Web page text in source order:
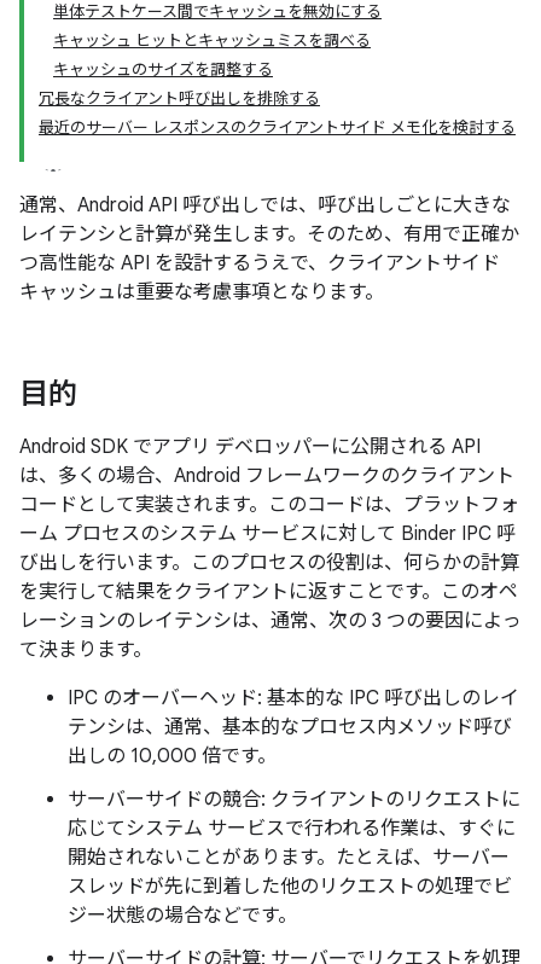
単体テストケース間でキャッシュを無効にする
キャッシュ ヒットとキャッシュミスを調べる
キャッシュのサイズを調整する
冗長なクライアント呼び出しを排除する
最近のサーバー レスポンスのクライアントサイド メモ化を検討する
通常、Android API 呼び出しでは、呼び出しごとに大きな
レイテンシと計算が発生します。そのため、有用で正確か
つ高性能な API を設計するうえで、クライアントサイド
キャッシュは重要な考慮事項となります。
目的
Android SDK でアプリ デベロッパーに公開される API
は、多くの場合、Android フレームワークのクライアント
コードとして実装されます。このコードは、プラットフォ
ーム プロセスのシステム サービスに対して Binder IPC 呼
び出しを行います。このプロセスの役割は、何らかの計算
を実行して結果をクライアントに返すことです。このオペ
レーションのレイテンシは、通常、次の 3 つの要因によっ
て決まります。
IPC のオーバーヘッド: 基本的な IPC 呼び出しのレイ
テンシは、通常、基本的なプロセス内メソッド呼び
出しの 10,000 倍です。
サーバーサイドの競合: クライアントのリクエストに
応じてシステム サービスで行われる作業は、すぐに
開始されないことがあります。たとえば、サーバー
スレッドが先に到着した他のリクエストの処理でビ
ジー状態の場合などです。
サーバーサイドの計算: サーバーでリクエストを処理